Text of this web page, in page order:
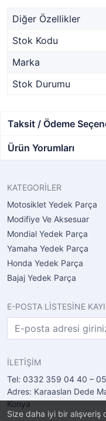
Size daha iyi bir
Diğer Özellikler
Stok Kodu
Marka
Stok Durumu
Taksit / Ödeme
Ürün Yorumları
KATEGORİLER
Motosiklet Yedek Parça
Modifiye Ve Aksesuar
Mondial Yedek Parça
Yamaha Yedek Parça
Honda Yedek Parça
Bajaj Yedek Parça
E-POSTA LİSTESİNE
İLETİŞİM
Tel: 0332 359 04 40 –
Adres: Karaaslan Dede
Konya